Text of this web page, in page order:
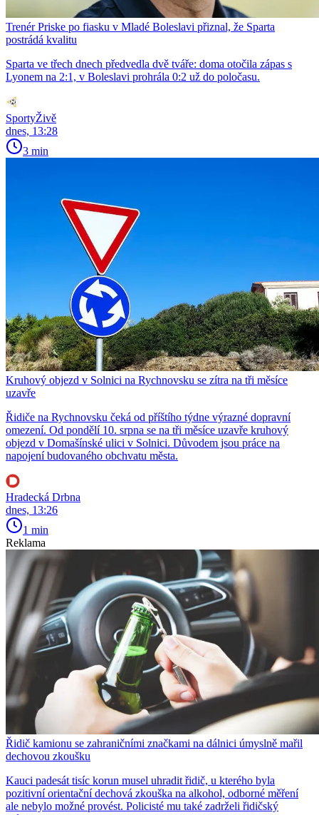
Trenér Priske po fiasku v Mladé Boleslavi přiznal, že Sparta
postrádá kvalitu
Sparta ve třech dnech předvedla dvě tváře: doma otočila zápas s
Lyonem na 2:1, v Boleslavi prohrála 0:2 už do poločasu.
SportyŽivě
dnes, 13:28
3 min
Kruhový objezd v Solnici na Rychnovsku se zítra na tři měsíce
uzavře
Řidiče na Rychnovsku čeká od příštího týdne výrazné dopravní
omezení. Od pondělí 10. srpna se na tři měsíce uzavře kruhový
objezd v Domašínské ulici v Solnici. Důvodem jsou práce na
napojení budovaného obchvatu města.
Hradecká Drbna
dnes, 13:26
1 min
Reklama
Řidič kamionu se zahraničními značkami na dálnici úmyslně mařil
dechovou zkoušku
Kauci padesát tisíc korun musel uhradit řidič, u kterého byla
pozitivní orientační dechová zkouška na alkohol, odborné měření
ale nebylo možné provést. Policisté mu také zadrželi řidičský